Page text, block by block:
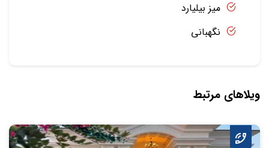
میز بیلیارد
نگهبانی
ویلاهای مرتبط